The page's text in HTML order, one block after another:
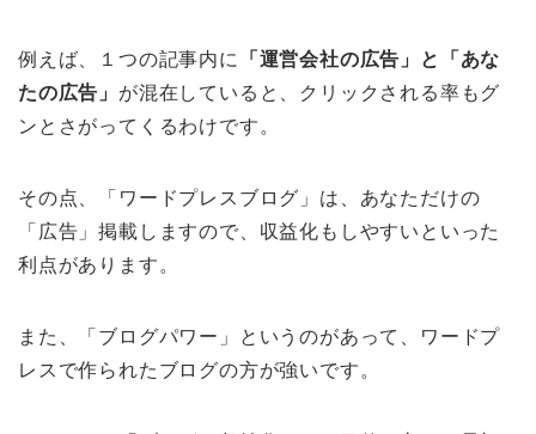
例えば、１つの記事内に
「運営会社の広告」と「あな
たの広告」 が混在していると、クリックされる率もグ
ンとさがってくるわけです。
その点、「ワードプレスブログ」は、あなただけの
「広告」掲載しますので、収益化もしやすいといった
利点があります。
また、「ブログパワー」というのがあって、ワードプ
レスで作られたブログの方が強いです。